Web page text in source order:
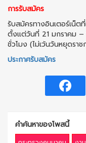
การรับสมัคร
รับสมัครทางอินเตอร์เน็ต
ตั้งแต่วันที่ 21 มกราคม
ชั่วโมง (ไม่เว้นวันหยุดราช
ประกาศรับสมัคร
คำค้นหาของโพสนี้